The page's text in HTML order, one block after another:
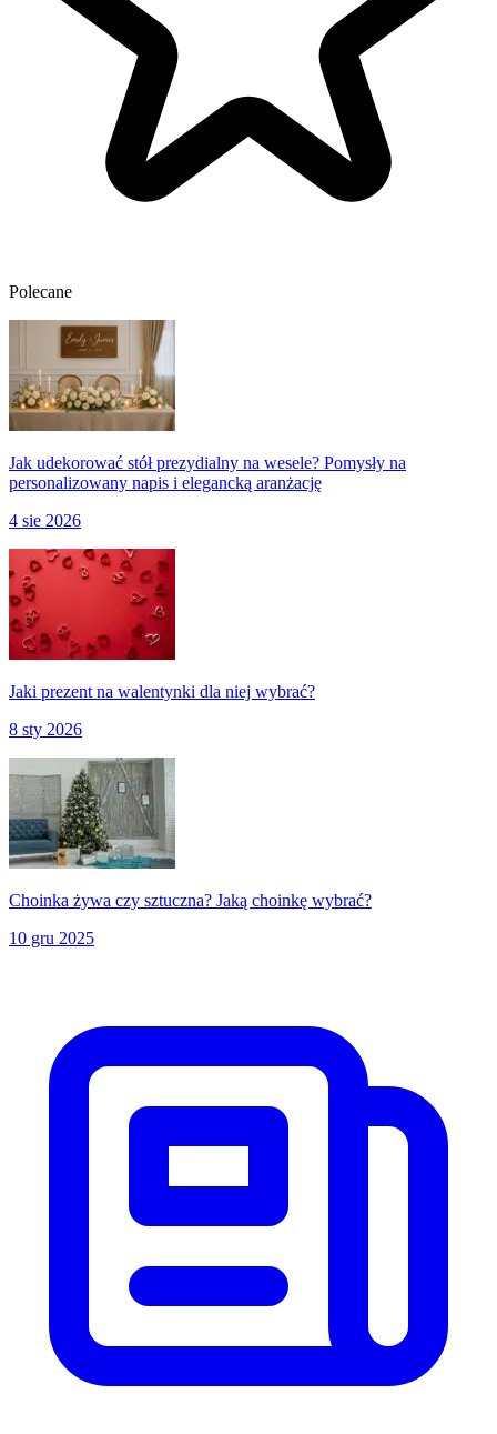
Polecane
Jak udekorować stół prezydialny na wesele? Pomysły na
personalizowany napis i elegancką aranżację
4 sie 2026
Jaki prezent na walentynki dla niej wybrać?
8 sty 2026
Choinka żywa czy sztuczna? Jaką choinkę wybrać?
10 gru 2025